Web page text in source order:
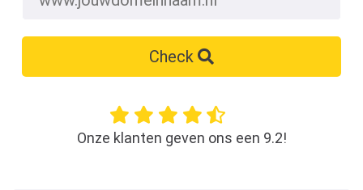
Check
Onze klanten geven ons een 9.2!